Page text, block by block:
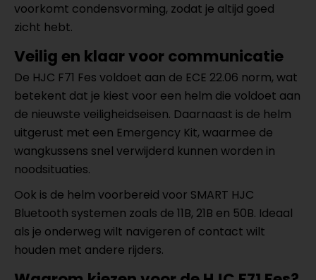
voorkomt condensvorming, zodat je altijd goed
zicht hebt.
Veilig en klaar voor communicatie
De HJC F71 Fes voldoet aan de ECE 22.06 norm, wat
betekent dat je kiest voor een helm die voldoet aan
de nieuwste veiligheidseisen. Daarnaast is de helm
uitgerust met een Emergency Kit, waarmee de
wangkussens snel verwijderd kunnen worden in
noodsituaties.
Ook is de helm voorbereid voor SMART HJC
Bluetooth systemen zoals de 11B, 21B en 50B. Ideaal
als je onderweg wilt navigeren of contact wilt
houden met andere rijders.